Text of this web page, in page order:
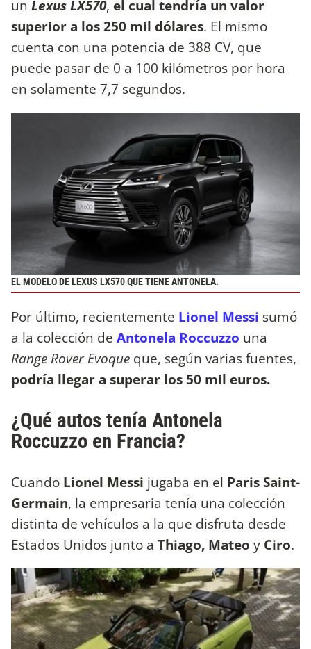
un Lexus LX570, el cual tendría un valor
superior a los 250 mil dólares. El mismo
cuenta con una potencia de 388 CV, que
puede pasar de 0 a 100 kilómetros por hora
en solamente 7,7 segundos.
EL MODELO DE LEXUS LX570 QUE TIENE ANTONELA.
Por último, recientemente Lionel Messi sumó
a la colección de Antonela Roccuzzo una
Range Rover Evoque que, según varias fuentes,
podría llegar a superar los 50 mil euros.
¿Qué autos tenía Antonela
Roccuzzo en Francia?
Cuando Lionel Messi jugaba en el Paris Saint-
Germain, la empresaria tenía una colección
distinta de vehículos a la que disfruta desde
Estados Unidos junto a Thiago, Mateo y Ciro.